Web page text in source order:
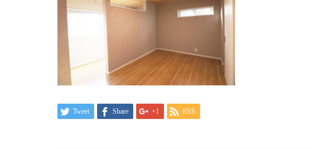
Tweet Share +1 RSS